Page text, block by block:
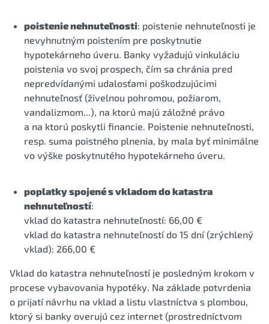
poistenie nehnuteľnosti: poistenie nehnuteľnosti je
nevyhnutným poistením pre poskytnutie
hypotekárneho úveru. Banky vyžadujú vinkuláciu
poistenia vo svoj prospech, čím sa chránia pred
nepredvídanými udalosťami poškodzujúcimi
nehnuteľnosť (živelnou pohromou, požiarom,
vandalizmom...), na ktorú majú záložné právo
a na ktorú poskytli financie. Poistenie nehnuteľnosti,
resp. suma poistného plnenia, by mala byť minimálne
vo výške poskytnutého hypotekárneho úveru.
poplatky spojené s vkladom do katastra
nehnuteľností:
vklad do katastra nehnuteľností: 66,00 €
vklad do katastra nehnuteľností do 15 dní (zrýchlený
vklad): 266,00 €
Vklad do katastra nehnuteľností je posledným krokom v
procese vybavovania hypotéky. Na základe potvrdenia
o prijatí návrhu na vklad a listu vlastníctva s plombou,
ktorý si banky overujú cez internet (prostredníctvom